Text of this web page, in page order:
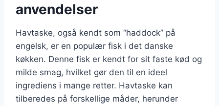
anvendelser
Havtaske, også kendt som “haddock” på
engelsk, er en populær fisk i det danske
køkken. Denne fisk er kendt for sit faste kød og
milde smag, hvilket gør den til en ideel
ingrediens i mange retter. Havtaske kan
tilberedes på forskellige måder, herunder